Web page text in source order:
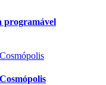
programável